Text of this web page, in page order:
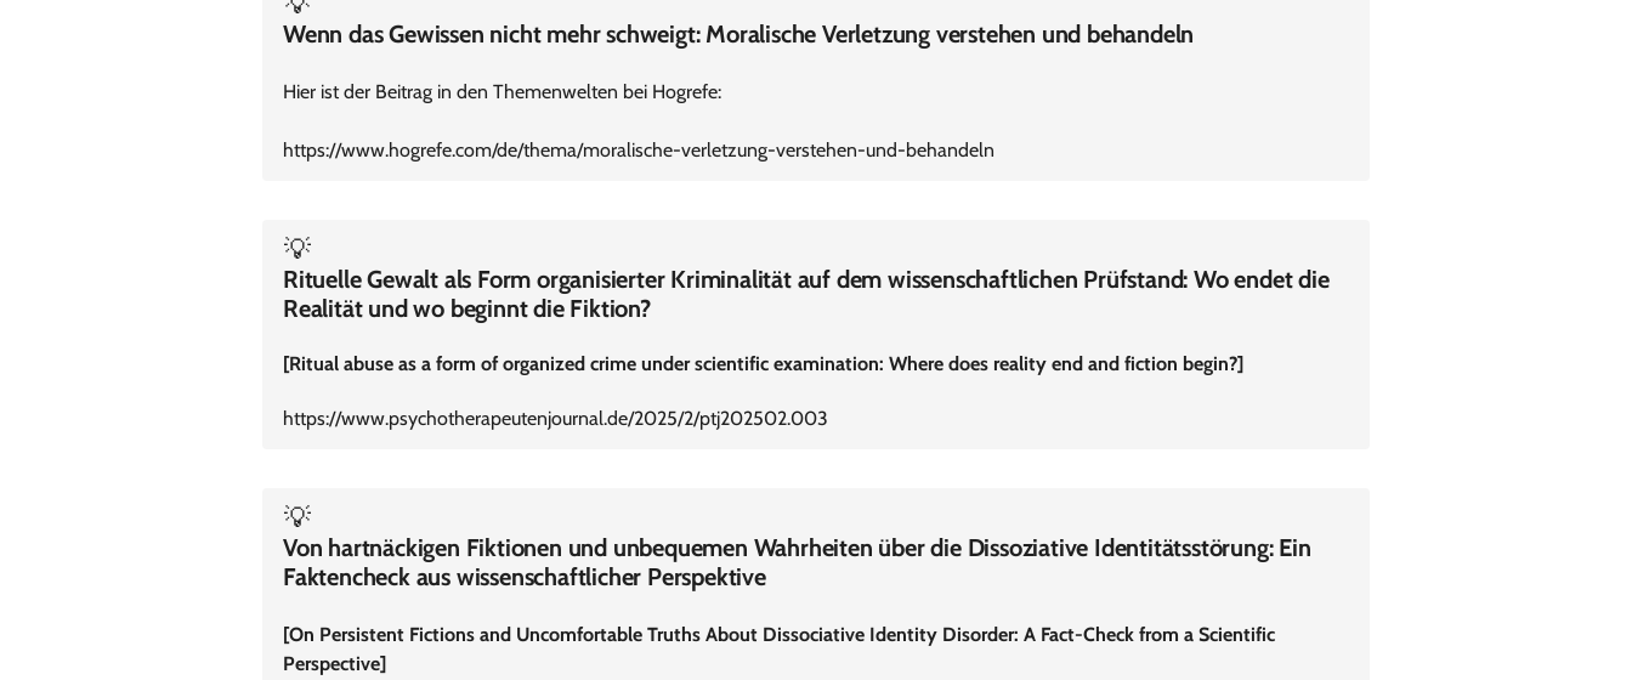
Wenn das Gewissen nicht mehr schweigt: Moralische Verletzung verstehen und behandeln
Hier ist der Beitrag in den Themenwelten bei Hogrefe:
https://www.hogrefe.com/de/thema/moralische-verletzung-verstehen-und-behandeln
💡
Rituelle Gewalt als Form organisierter Kriminalität auf dem wissenschaftlichen Prüfstand: Wo endet die
Realität und wo beginnt die Fiktion?
[Ritual abuse as a form of organized crime under scientific examination: Where does reality end and fiction begin?]
https://www.psychotherapeutenjournal.de/2025/2/ptj202502.003
💡
Von hartnäckigen Fiktionen und unbequemen Wahrheiten über die Dissoziative Identitätsstörung: Ein
Faktencheck aus wissenschaftlicher Perspektive
[On Persistent Fictions and Uncomfortable Truths About Dissociative Identity Disorder: A Fact-Check from a Scientific
Perspective]